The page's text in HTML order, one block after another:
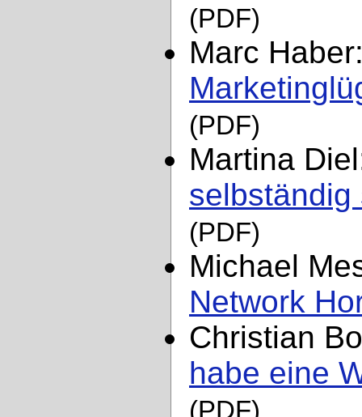
(PDF)
Marc
(PDF)
Martina
selbständig
(PDF)
Michael
Network
Christian
habe eine
(PDF)